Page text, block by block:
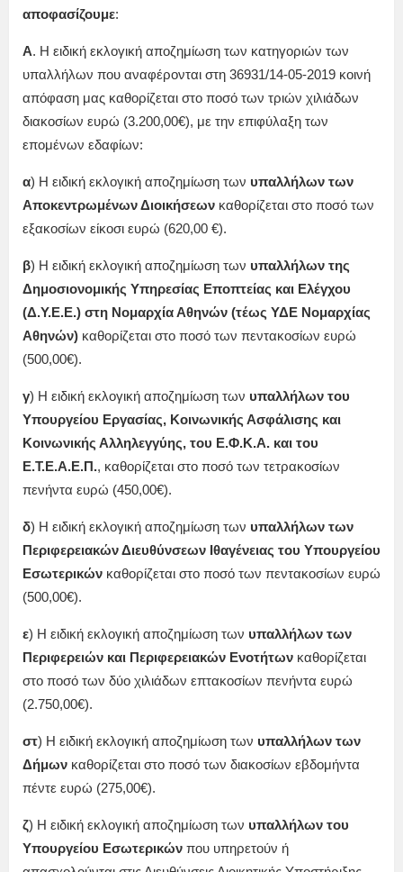
αποφασίζουμε:
Α. Η ειδική εκλογική αποζημίωση των κατηγοριών των
υπαλλήλων που αναφέρονται στη 36931/14-05-2019 κοινή
απόφαση μας καθορίζεται στο ποσό των τριών χιλιάδων
διακοσίων ευρώ (3.200,00€), με την επιφύλαξη των
επομένων εδαφίων:
α) Η ειδική εκλογική αποζημίωση των υπαλλήλων των
Αποκεντρωμένων Διοικήσεων καθορίζεται στο ποσό των
εξακοσίων είκοσι ευρώ (620,00 €).
β) Η ειδική εκλογική αποζημίωση των υπαλλήλων της
Δημοσιονομικής Υπηρεσίας Εποπτείας και Ελέγχου
(Δ.Υ.Ε.Ε.) στη Νομαρχία Αθηνών (τέως ΥΔΕ Νομαρχίας
Αθηνών) καθορίζεται στο ποσό των πεντακοσίων ευρώ
(500,00€).
γ) Η ειδική εκλογική αποζημίωση των υπαλλήλων του
Υπουργείου Εργασίας, Κοινωνικής Ασφάλισης και
Κοινωνικής Αλληλεγγύης, του Ε.Φ.Κ.Α. και του
Ε.Τ.Ε.Α.Ε.Π., καθορίζεται στο ποσό των τετρακοσίων
πενήντα ευρώ (450,00€).
δ) Η ειδική εκλογική αποζημίωση των υπαλλήλων των
Περιφερειακών Διευθύνσεων Ιθαγένειας του Υπουργείου
Εσωτερικών καθορίζεται στο ποσό των πεντακοσίων ευρώ
(500,00€).
ε) Η ειδική εκλογική αποζημίωση των υπαλλήλων των
Περιφερειών και Περιφερειακών Ενοτήτων καθορίζεται
στο ποσό των δύο χιλιάδων επτακοσίων πενήντα ευρώ
(2.750,00€).
στ) Η ειδική εκλογική αποζημίωση των υπαλλήλων των
Δήμων καθορίζεται στο ποσό των διακοσίων εβδομήντα
πέντε ευρώ (275,00€).
ζ) Η ειδική εκλογική αποζημίωση των υπαλλήλων του
Υπουργείου Εσωτερικών που υπηρετούν ή